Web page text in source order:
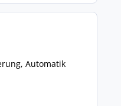
Automatik